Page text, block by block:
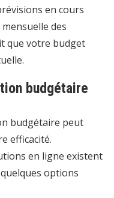
en cours
des
que votre budget
budgétaire
budgétaire peut
efficacité.
en ligne existent
options